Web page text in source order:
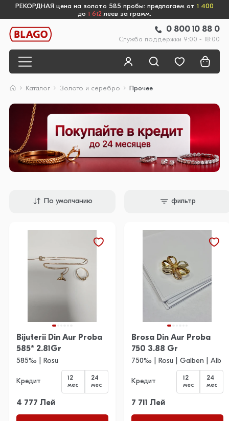
РЕКОРДНАЯ цена на золото 585 пробы: предлагаем от 1 400
до 1 612 леев за грамм.
0 800 10 88 0
Служба поддержки 9:00 - 18:00
Каталог Золото и серебро Прочее
По умолчанию фильтр
Bijuterii Din Aur Proba
585* 2.81Gr
585‰ | Rosu
Кредит
12
мес
24
мес
4 777 Лей
Brosa Din Aur Proba
750 3.88 Gr
750‰ | Rosu | Galben | Alb
Кредит
12
мес
24
мес
7 711 Лей